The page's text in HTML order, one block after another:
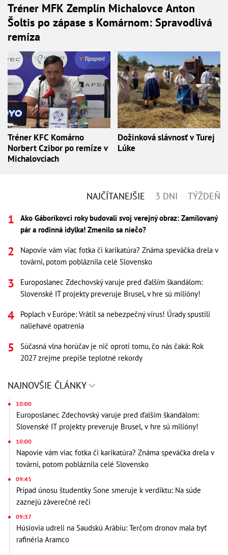
Tréner MFK Zemplín Michalovce Anton
Šoltis po zápase s Komárnom: Spravodlivá
remíza
Tréner KFC Komárno
Norbert Czibor po remíze v
Michalovciach
Dožinková slávnosť v Turej
Lúke
NAJČÍTANEJŠIE 3 DNI TÝŽDEŇ
Ako Gáboríkovci roky budovali svoj verejný obraz: Zamilovaný
pár a rodinná idylka! Zmenilo sa niečo?
Napovie vám viac fotka či karikatúra? Známa speváčka drela v
továrni, potom pobláznila celé Slovensko
Europoslanec Zdechovský varuje pred ďalším škandálom:
Slovenské IT projekty preveruje Brusel, v hre sú milióny!
Poplach v Európe: Vrátil sa nebezpečný vírus! Úrady spustili
naliehavé opatrenia
Súčasná vlna horúčav je nič oproti tomu, čo nás čaká: Rok
2027 zrejme prepíše teplotné rekordy
NAJNOVŠIE ČLÁNKY
10:00
Europoslanec Zdechovský varuje pred ďalším škandálom:
Slovenské IT projekty preveruje Brusel, v hre sú milióny!
10:00
Napovie vám viac fotka či karikatúra? Známa speváčka drela v
továrni, potom pobláznila celé Slovensko
09:45
Prípad únosu študentky Sone smeruje k verdiktu: Na súde
zaznejú záverečné reči
09:37
Húsíovia udreli na Saudskú Arábiu: Terčom dronov mala byť
rafinéria Aramco